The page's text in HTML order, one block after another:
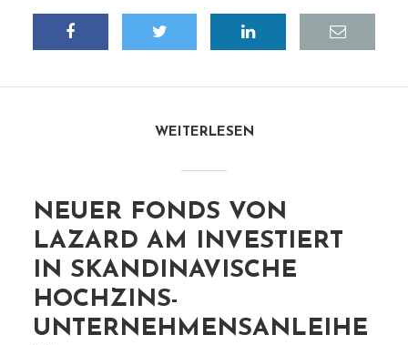
WEITERLESEN
NEUER FONDS VON
LAZARD AM INVESTIERT
IN SKANDINAVISCHE
HOCHZINS-
UNTERNEHMENSANLEIHE